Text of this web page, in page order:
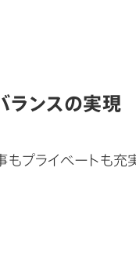
ランスの実現
プライベートも